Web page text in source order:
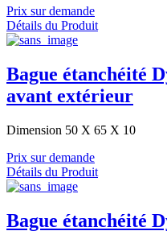
Prix sur demande
Détails du Produit
Bague étanchéité
avant extérieur
Dimension 50 X 65 X 10
Prix sur demande
Détails du Produit
Bague étanchéité